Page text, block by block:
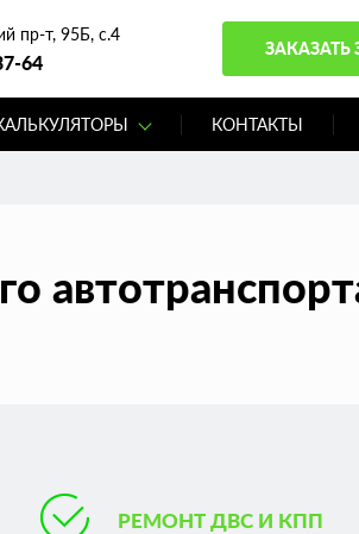
пр-т, 95Б, с.4
64
ЗАКАЗАТЬ
КОНТАКТЫ
РЕМОНТ ДВС И КПП